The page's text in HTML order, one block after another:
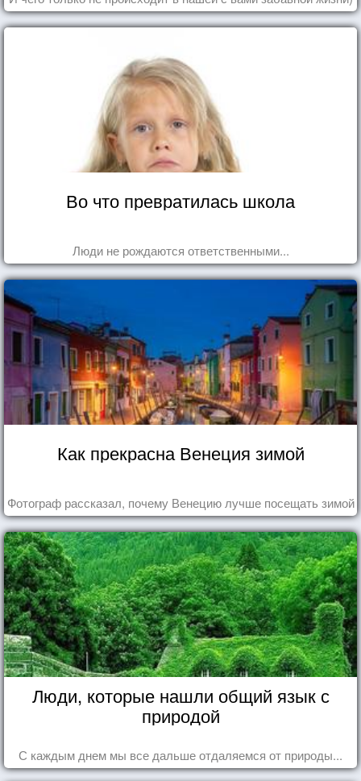
Во что превратилась школа
Люди не рождаются ответственными...
Как прекрасна Венеция зимой
Фотограф рассказал, почему Венецию лучше посещать зимой
Люди, которые нашли общий язык с
природой
С каждым днем мы все дальше отдаляемся от природы...